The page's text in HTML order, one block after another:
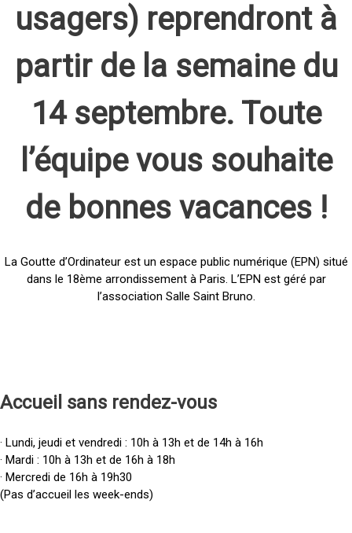
usagers) reprendront à
partir de la semaine du
14 septembre. Toute
l’équipe vous souhaite
de bonnes vacances !
La Goutte d’Ordinateur est un espace public numérique (EPN) situé
dans le 18ème arrondissement à Paris. L’EPN est géré par
l’association Salle Saint Bruno.
Accueil sans rendez-vous
· Lundi, jeudi et vendredi : 10h à 13h et de 14h à 16h
· Mardi : 10h à 13h et de 16h à 18h
· Mercredi de 16h à 19h30
(Pas d’accueil les week-ends)